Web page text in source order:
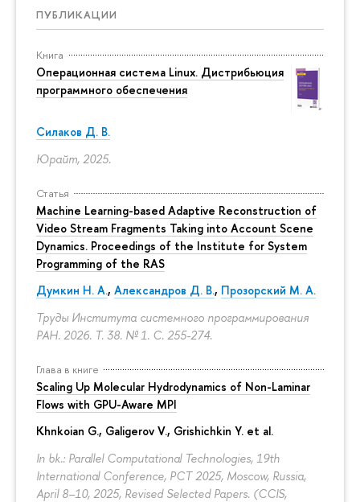
ПУБЛИКАЦИИ
Книга
Операционная система Linux. Дистрибьюция
программного обеспечения
Силаков Д. В.
Юрайт, 2025.
Статья
Machine Learning-based Adaptive Reconstruction of
Video Stream Fragments Taking into Account Scene
Dynamics. Proceedings of the Institute for System
Programming of the RAS
Думкин Н. А., Александров Д. В., Прозорский М. А.
Труды Института системного программирования
РАН. 2026. Т. 38. № 1. С. 255-274.
Глава в книге
Scaling Up Molecular Hydrodynamics of Non-Laminar
Flows with GPU-Aware MPI
Khnkoian G., Galigerov V., Grishichkin Y. et al.
In bk.: Parallel Computational Technologies, 19th
International Conference, PCT 2025, Moscow, Russia,
April 8–10, 2025, Revised Selected Papers. (CCIS,